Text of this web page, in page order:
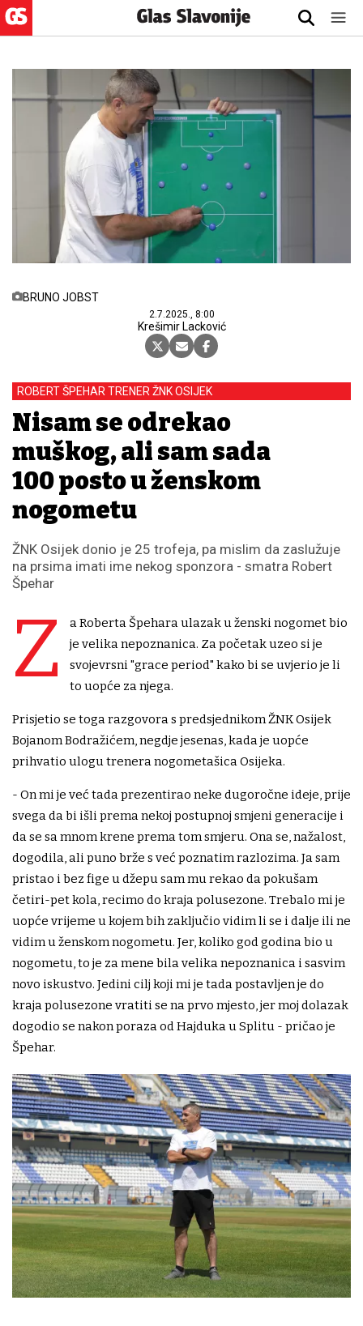
BRUNO JOBST
2.7.2025., 8:00
Krešimir Lacković
ROBERT ŠPEHAR TRENER ŽNK OSIJEK
Nisam se odrekao
muškog, ali sam sada
100 posto u ženskom
nogometu
ŽNK Osijek donio je 25 trofeja, pa mislim da zaslužuje
na prsima imati ime nekog sponzora - smatra Robert
Špehar
Z
a Roberta Špehara ulazak u ženski nogomet bio
je velika nepoznanica. Za početak uzeo si je
svojevrsni "grace period" kako bi se uvjerio je li
to uopće za njega.
Prisjetio se toga razgovora s predsjednikom ŽNK Osijek
Bojanom Bodražićem, negdje jesenas, kada je uopće
prihvatio ulogu trenera nogometašica Osijeka.
- On mi je već tada prezentirao neke dugoročne ideje, prije
svega da bi išli prema nekoj postupnoj smjeni generacije i
da se sa mnom krene prema tom smjeru. Ona se, nažalost,
dogodila, ali puno brže s već poznatim razlozima. Ja sam
pristao i bez fige u džepu sam mu rekao da pokušam
četiri-pet kola, recimo do kraja polusezone. Trebalo mi je
uopće vrijeme u kojem bih zaključio vidim li se i dalje ili ne
vidim u ženskom nogometu. Jer, koliko god godina bio u
nogometu, to je za mene bila velika nepoznanica i sasvim
novo iskustvo. Jedini cilj koji mi je tada postavljen je do
kraja polusezone vratiti se na prvo mjesto, jer moj dolazak
dogodio se nakon poraza od Hajduka u Splitu - pričao je
Špehar.